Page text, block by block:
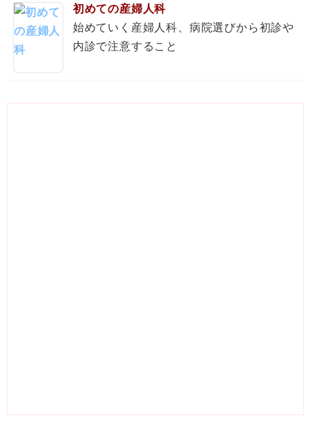
初めての産婦人科
始めていく産婦人科、病院選びから初診や
内診で注意すること